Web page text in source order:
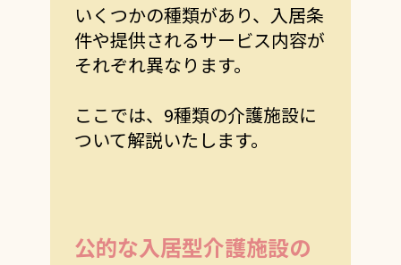
いくつかの種類があり、入居条
件や提供されるサービス内容が
それぞれ異なります。
ここでは、9種類の介護施設に
ついて解説いたします。
公的な入居型介護施設の